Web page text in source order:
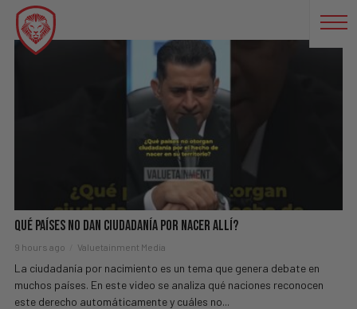
NEGOCIOS
Qué Países No Dan Ciudadanía Por Nacer Allí?
9 hours ago Valuetainment Media
La ciudadanía por nacimiento es un tema que genera debate en
muchos países. En este video se analiza qué naciones reconocen
este derecho automáticamente y cuáles no...